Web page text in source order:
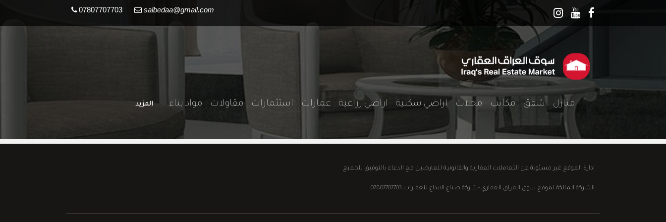
07807707703 salbedaa@gmail.com
منازلشقق مكاتب محلاتاراضي سكنية اراضي زراعيةعمارات استثمارات مقاولات مواد بناء المزيد
ادارة الموقع غير مسئولة عن التعاملات العقارية والقانونية للعارضين مع الدعاء بالتوفيق للجميع
الشركة المالكة لموقع سوق العراق العقاري - شركة صناع الابداع للعقارات 07807707703